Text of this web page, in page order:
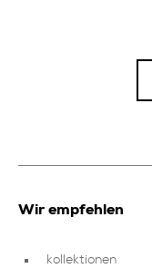
Wir empfehlen
kollektionen